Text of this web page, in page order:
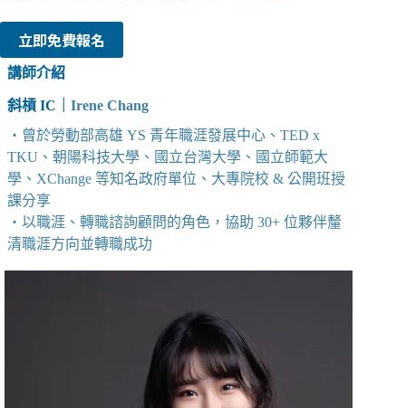
立即免費報名
講師介紹
斜槓 IC ｜Irene Chang
・曾於勞動部高雄 YS 青年職涯發展中心、TED x
TKU、朝陽科技大學、國立台灣大學、國立師範大
學、XChange 等知名政府單位、大專院校 & 公開班授
課分享
・以職涯、轉職諮詢顧問的角色，協助 30+ 位夥伴釐
清職涯方向並轉職成功